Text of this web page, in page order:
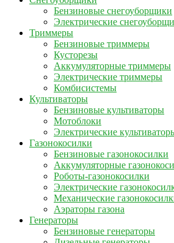
Бензиновые снегоуборщики
Электрические
Триммеры
Бензиновые триммеры
Кусторезы
Аккумуляторные триммеры
Электрические триммеры
Комбисистемы
Культиваторы
Бензиновые культиваторы
Мотоблоки
Электрические
Газонокосилки
Бензиновые газонокосилки
Аккумуляторные
Роботы-газонокосилки
Электрические
Механические
Аэраторы газона
Генераторы
Бензиновые генераторы